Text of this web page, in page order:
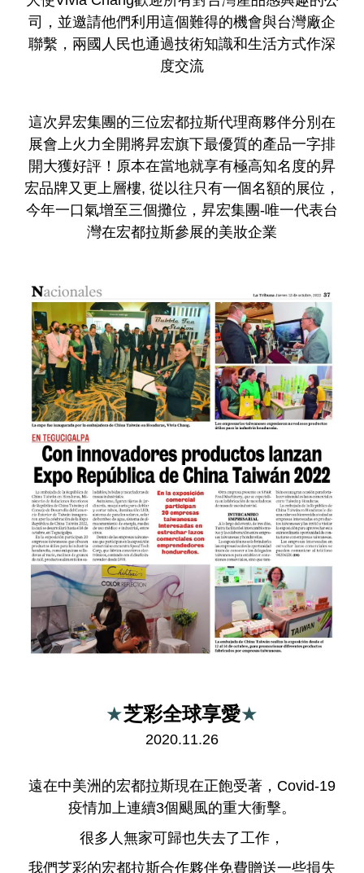
司，並邀請他們利用這個難得的機會與台灣廠企
聯繫，兩國人民也通過技術知識和生活方式作深
度交流
這次昇宏集團的三位宏都拉斯代理商夥伴分別在
展會上火力全開將昇宏旗下最優質的產品一字排
開大獲好評！原本在當地就享有極高知名度的昇
宏品牌又更上層樓, 從以往只有一個名額的展位，
今年一口氣增至三個攤位，昇宏集團-唯一代表台
灣在宏都拉斯參展的美妝企業
★芝彩全球享愛★
2020.11.26
遠在中美洲的宏都拉斯現在正飽受著，Covid-19
疫情加上連續3個颶風的重大衝擊。
很多人無家可歸也失去了工作，
我們芝彩的宏都拉斯合作夥伴免費贈送一些損失